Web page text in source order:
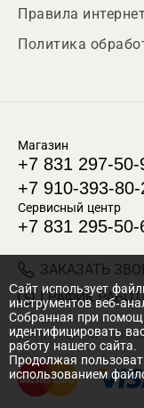
Правила
Политика
Магазин
+7 831 297-50-
+7 910-393-80-
Сервисный центр
+7 831 295-50-
ЗАКАЗАТЬ
ГРАФИК
ПРИНИМАЕМ К
Cайт использует
инструментов веб-
Собранная при
идентифицировать
работу нашего сайта.
Продолжая
использованием